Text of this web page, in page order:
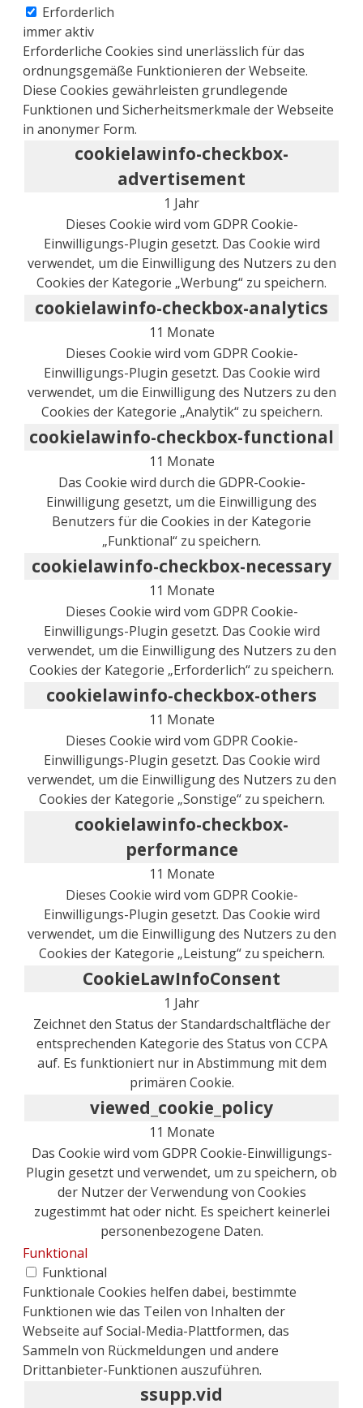
Erforderlich
immer aktiv
Erforderliche Cookies sind unerlässlich für das
ordnungsgemäße Funktionieren der Webseite.
Diese Cookies gewährleisten grundlegende
Funktionen und Sicherheitsmerkmale der Webseite
in anonymer Form.
cookielawinfo-checkbox-
advertisement
1 Jahr
Dieses Cookie wird vom GDPR Cookie-
Einwilligungs-Plugin gesetzt. Das Cookie wird
verwendet, um die Einwilligung des Nutzers zu den
Cookies der Kategorie „Werbung“ zu speichern.
cookielawinfo-checkbox-analytics
11 Monate
Dieses Cookie wird vom GDPR Cookie-
Einwilligungs-Plugin gesetzt. Das Cookie wird
verwendet, um die Einwilligung des Nutzers zu den
Cookies der Kategorie „Analytik“ zu speichern.
cookielawinfo-checkbox-functional
11 Monate
Das Cookie wird durch die GDPR-Cookie-
Einwilligung gesetzt, um die Einwilligung des
Benutzers für die Cookies in der Kategorie
„Funktional“ zu speichern.
cookielawinfo-checkbox-necessary
11 Monate
Dieses Cookie wird vom GDPR Cookie-
Einwilligungs-Plugin gesetzt. Das Cookie wird
verwendet, um die Einwilligung des Nutzers zu den
Cookies der Kategorie „Erforderlich“ zu speichern.
cookielawinfo-checkbox-others
11 Monate
Dieses Cookie wird vom GDPR Cookie-
Einwilligungs-Plugin gesetzt. Das Cookie wird
verwendet, um die Einwilligung des Nutzers zu den
Cookies der Kategorie „Sonstige“ zu speichern.
cookielawinfo-checkbox-
performance
11 Monate
Dieses Cookie wird vom GDPR Cookie-
Einwilligungs-Plugin gesetzt. Das Cookie wird
verwendet, um die Einwilligung des Nutzers zu den
Cookies der Kategorie „Leistung“ zu speichern.
CookieLawInfoConsent
1 Jahr
Zeichnet den Status der Standardschaltfläche der
entsprechenden Kategorie des Status von CCPA
auf. Es funktioniert nur in Abstimmung mit dem
primären Cookie.
viewed_cookie_policy
11 Monate
Das Cookie wird vom GDPR Cookie-Einwilligungs-
Plugin gesetzt und verwendet, um zu speichern, ob
der Nutzer der Verwendung von Cookies
zugestimmt hat oder nicht. Es speichert keinerlei
personenbezogene Daten.
Funktional
Funktional
Funktionale Cookies helfen dabei, bestimmte
Funktionen wie das Teilen von Inhalten der
Webseite auf Social-Media-Plattformen, das
Sammeln von Rückmeldungen und andere
Drittanbieter-Funktionen auszuführen.
ssupp.vid